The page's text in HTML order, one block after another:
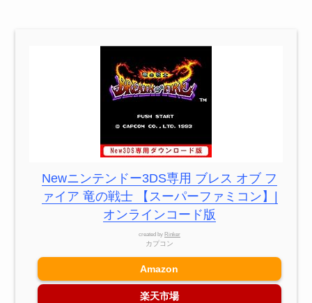
Newニンテンドー3DS専用 ブレス オブ フ
ァイア 竜の戦士 【スーパーファミコン】|
オンラインコード版
created by Rinker
カプコン
Amazon
楽天市場